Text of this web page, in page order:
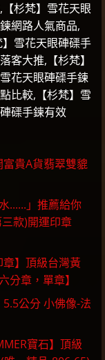
杉梵】雪花天眼
網路人氣商品,
】雪花天眼硨磲手
客大推,【杉梵】
花天眼硨磲手鍊
比較,【杉梵】雪
磲手鍊有效
貴A貨翡翠雙貔
......」推薦給你
三款)開運印章
章】頂級台灣黃
章，單章】
公分 小佛像-法
寶石】頂級